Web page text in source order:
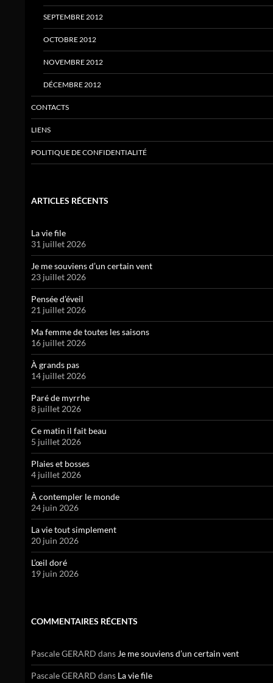
SEPTEMBRE 2012
OCTOBRE 2012
NOVEMBRE 2012
DÉCEMBRE 2012
CONTACTS
LIENS
POLITIQUE DE CONFIDENTIALITÉ
ARTICLES RÉCENTS
La vie file
31 juillet 2026
Je me souviens d’un certain vent
23 juillet 2026
Pensée d’éveil
21 juillet 2026
Ma femme de toutes les saisons
16 juillet 2026
À grands pas
14 juillet 2026
Paré de myrrhe
8 juillet 2026
Ce matin il fait beau
5 juillet 2026
Plaies et bosses
4 juillet 2026
À contempler le monde
24 juin 2026
La vie tout simplement
20 juin 2026
L’œil doré
19 juin 2026
COMMENTAIRES RÉCENTS
Pascale GERARD dansJe me souviens d’un certain vent
Pascale GERARD dans La vie file